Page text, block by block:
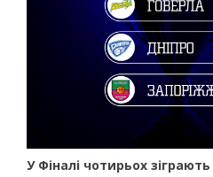
У Фіналі чотирьох зіграють